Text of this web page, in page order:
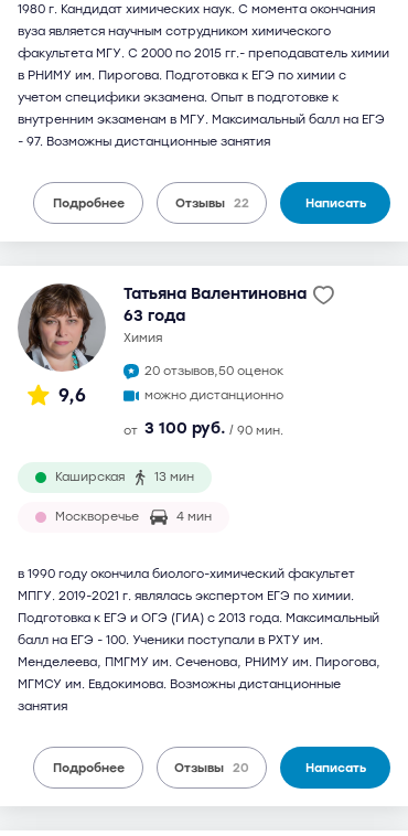
1980 г. Кандидат химических наук. С момента окончания
вуза является научным сотрудником химического
факультета МГУ. С 2000 по 2015 гг.- преподаватель химии
в РНИМУ им. Пирогова. Подготовка к ЕГЭ по химии с
учетом специфики экзамена. Опыт в подготовке к
внутренним экзаменам в МГУ. Максимальный балл на ЕГЭ
- 97. Возможны дистанционные занятия
Подробнее Отзывы 22 Написать
9,6
Татьяна Валентиновна
63 года
химия
20 отзывов,50 оценок
можно дистанционно
от 3 100 руб. / 90 мин.
Каширская 13 мин
Москворечье 4 мин
в 1990 году окончила биолого-химический факультет
МПГУ. 2019-2021 г. являлась экспертом ЕГЭ по химии.
Подготовка к ЕГЭ и ОГЭ (ГИА) с 2013 года. Максимальный
балл на ЕГЭ - 100. Ученики поступали в РХТУ им.
Менделеева, ПМГМУ им. Сеченова, РНИМУ им. Пирогова,
МГМСУ им. Евдокимова. Возможны дистанционные
занятия
Подробнее Отзывы 20 Написать